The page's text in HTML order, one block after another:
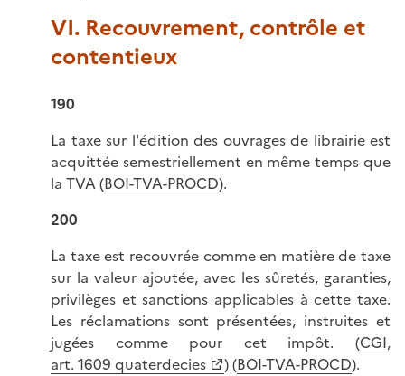
VI. Recouvrement, contrôle et
contentieux
190
La taxe sur l'édition des ouvrages de librairie est
acquittée semestriellement en même temps que
la TVA (BOI-TVA-PROCD).
200
La taxe est recouvrée comme en matière de taxe
sur la valeur ajoutée, avec les sûretés, garanties,
privilèges et sanctions applicables à cette taxe.
Les réclamations sont présentées, instruites et
jugées comme pour cet impôt. (CGI,
art. 1609 quaterdecies
) (BOI-TVA-PROCD).